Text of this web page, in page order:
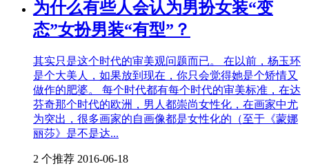
为什么有些人会认为男扮女装“变
态”女扮男装“有型”？
其实只是这个时代的审美观问题而已。 在以前，杨玉环
是个大美人，如果放到现在，你只会觉得她是个矫情又
做作的肥婆。 每个时代都有每个时代的审美标准，在达
芬奇那个时代的欧洲，男人都崇尚女性化，在画家中尤
为突出，很多画家的自画像都是女性化的（至于《蒙娜
丽莎》是不是达...
2 个推荐 2016-06-18